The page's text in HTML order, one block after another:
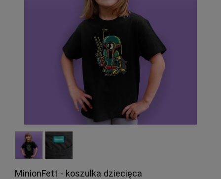
MinionFett - koszulka dziecięca